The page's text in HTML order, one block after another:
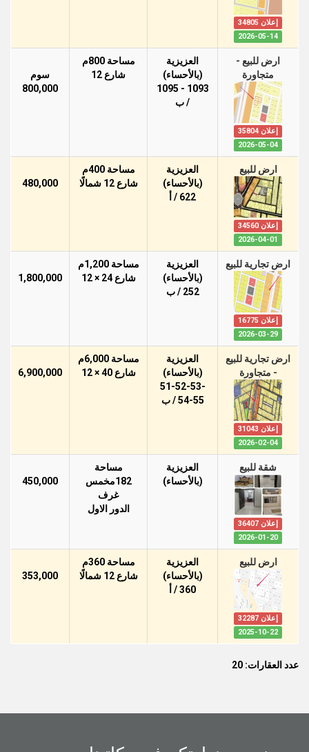
إعلان 34805
2026-05-14
ارض للبيع -
متجاورة
إعلان 35804
2026-05-04
العزيزية
(بالأحساء)
1093 - 1095
/ ب
مساحة 800م
شارع 12
سوم
800,000
ارض للبيع
إعلان 34560
2026-04-01
العزيزية
(بالأحساء)
622 / أ
مساحة 400م
شارع 12 شمالًا
480,000
ارض تجارية للبيع
إعلان 16775
2026-03-29
العزيزية
(بالأحساء)
252 / ب
مساحة 1,200م
شارع 24 × 12
1,800,000
ارض تجارية للبيع
- متجاورة
إعلان 31043
2026-02-04
العزيزية
(بالأحساء)
51-52-53-
54-55 / ب
مساحة 6,000م
شارع 40 × 12
6,900,000
شقة للبيع
إعلان 36407
2026-01-20
العزيزية
(بالأحساء)
مساحة
182مخمس
غرف
الدور اﻻول
450,000
ارض للبيع
إعلان 32287
2025-10-22
العزيزية
(بالأحساء)
360 / أ
مساحة 360م
شارع 12 شمالًا
353,000
عدد العقارات: 20